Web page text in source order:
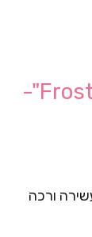
מעיל פרווה דגם "Frost Luxe Coat"-
ורכה